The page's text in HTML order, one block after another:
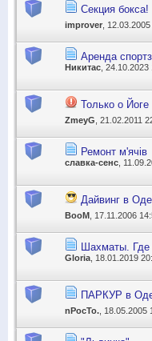
Секция бокса!
improver ,
Аренда
Никитас ,
Только о Йоге
ZmeyG , 21.02.2011
Ремонт м'ячів
славка-сенс ,
Дайвинг в
BooM , 17.11.2006
Шахматы. Где
Gloria , 18.01.2019
ПАРКУР в
nPocTo. , 18.05.2005